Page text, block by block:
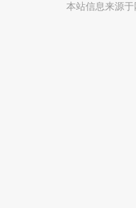
本站信息来源